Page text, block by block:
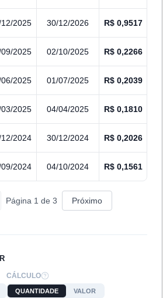
12/2025 30/12/2026 R$ 0,9517
09/2025 02/10/2025 R$ 0,2266
06/2025 01/07/2025 R$ 0,2039
03/2025 04/04/2025 R$ 0,1810
12/2024 30/12/2024 R$ 0,2026
09/2024 04/10/2024 R$ 0,1561
Página 1 de 3 Próximo
CÁLCULO
QUANTIDADE VALOR